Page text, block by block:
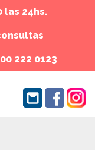
las 24hs.
222 0123